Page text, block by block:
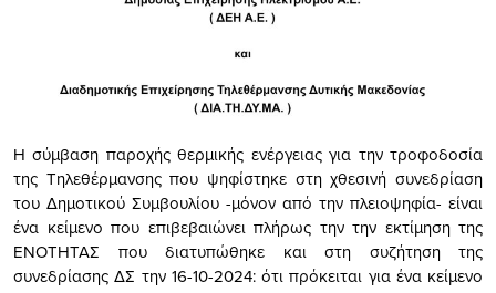
Η σύμβαση παροχής θερμικής ενέργειας για την τροφοδοσία
της Τηλεθέρμανσης που ψηφίστηκε στη χθεσινή συνεδρίαση
του Δημοτικού Συμβουλίου -μόνον από την πλειοψηφία- είναι
ένα κείμενο που επιβεβαιώνει πλήρως την την εκτίμηση της
ΕΝΟΤΗΤΑΣ που διατυπώθηκε και στη συζήτηση της
συνεδρίασης ΔΣ την 16-10-2024: ότι πρόκειται για ένα κείμενο